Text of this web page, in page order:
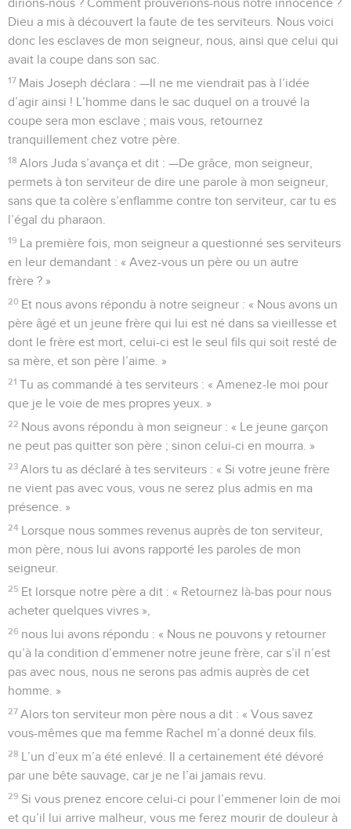
dirions-nous ? Comment prouverions-nous notre innocence ?
Dieu a mis à découvert la faute de tes serviteurs. Nous voici
donc les esclaves de mon seigneur, nous, ainsi que celui qui
avait la coupe dans son sac.
17 Mais Joseph déclara : —Il ne me viendrait pas à l’idée
d’agir ainsi ! L’homme dans le sac duquel on a trouvé la
coupe sera mon esclave ; mais vous, retournez
tranquillement chez votre père.
18 Alors Juda s’avança et dit : —De grâce, mon seigneur,
permets à ton serviteur de dire une parole à mon seigneur,
sans que ta colère s’enflamme contre ton serviteur, car tu es
l’égal du pharaon.
19 La première fois, mon seigneur a questionné ses serviteurs
en leur demandant : « Avez-vous un père ou un autre
frère ? »
20 Et nous avons répondu à notre seigneur : « Nous avons un
père âgé et un jeune frère qui lui est né dans sa vieillesse et
dont le frère est mort, celui-ci est le seul fils qui soit resté de
sa mère, et son père l’aime. »
21 Tu as commandé à tes serviteurs : « Amenez-le moi pour
que je le voie de mes propres yeux. »
22 Nous avons répondu à mon seigneur : « Le jeune garçon
ne peut pas quitter son père ; sinon celui-ci en mourra. »
23 Alors tu as déclaré à tes serviteurs : « Si votre jeune frère
ne vient pas avec vous, vous ne serez plus admis en ma
présence. »
24 Lorsque nous sommes revenus auprès de ton serviteur,
mon père, nous lui avons rapporté les paroles de mon
seigneur.
25 Et lorsque notre père a dit : « Retournez là-bas pour nous
acheter quelques vivres »,
26 nous lui avons répondu : « Nous ne pouvons y retourner
qu’à la condition d’emmener notre jeune frère, car s’il n’est
pas avec nous, nous ne serons pas admis auprès de cet
homme. »
27 Alors ton serviteur mon père nous a dit : « Vous savez
vous-mêmes que ma femme Rachel m’a donné deux fils.
28 L’un d’eux m’a été enlevé. Il a certainement été dévoré
par une bête sauvage, car je ne l’ai jamais revu.
29 Si vous prenez encore celui-ci pour l’emmener loin de moi
et qu’il lui arrive malheur, vous me ferez mourir de douleur à